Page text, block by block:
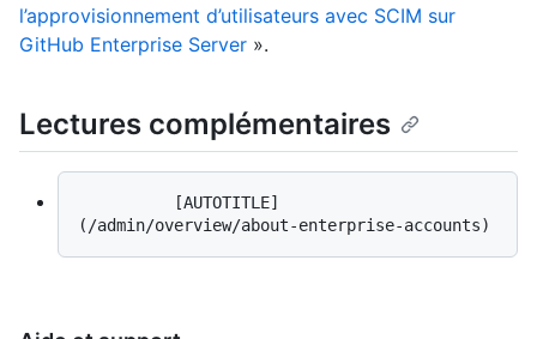
l’approvisionnement d’utilisateurs avec SCIM sur
GitHub Enterprise Server ».
Lectures complémentaires